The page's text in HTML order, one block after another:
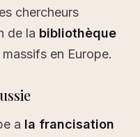
chercheurs
de la bibliothèque
en Europe.
a la francisation